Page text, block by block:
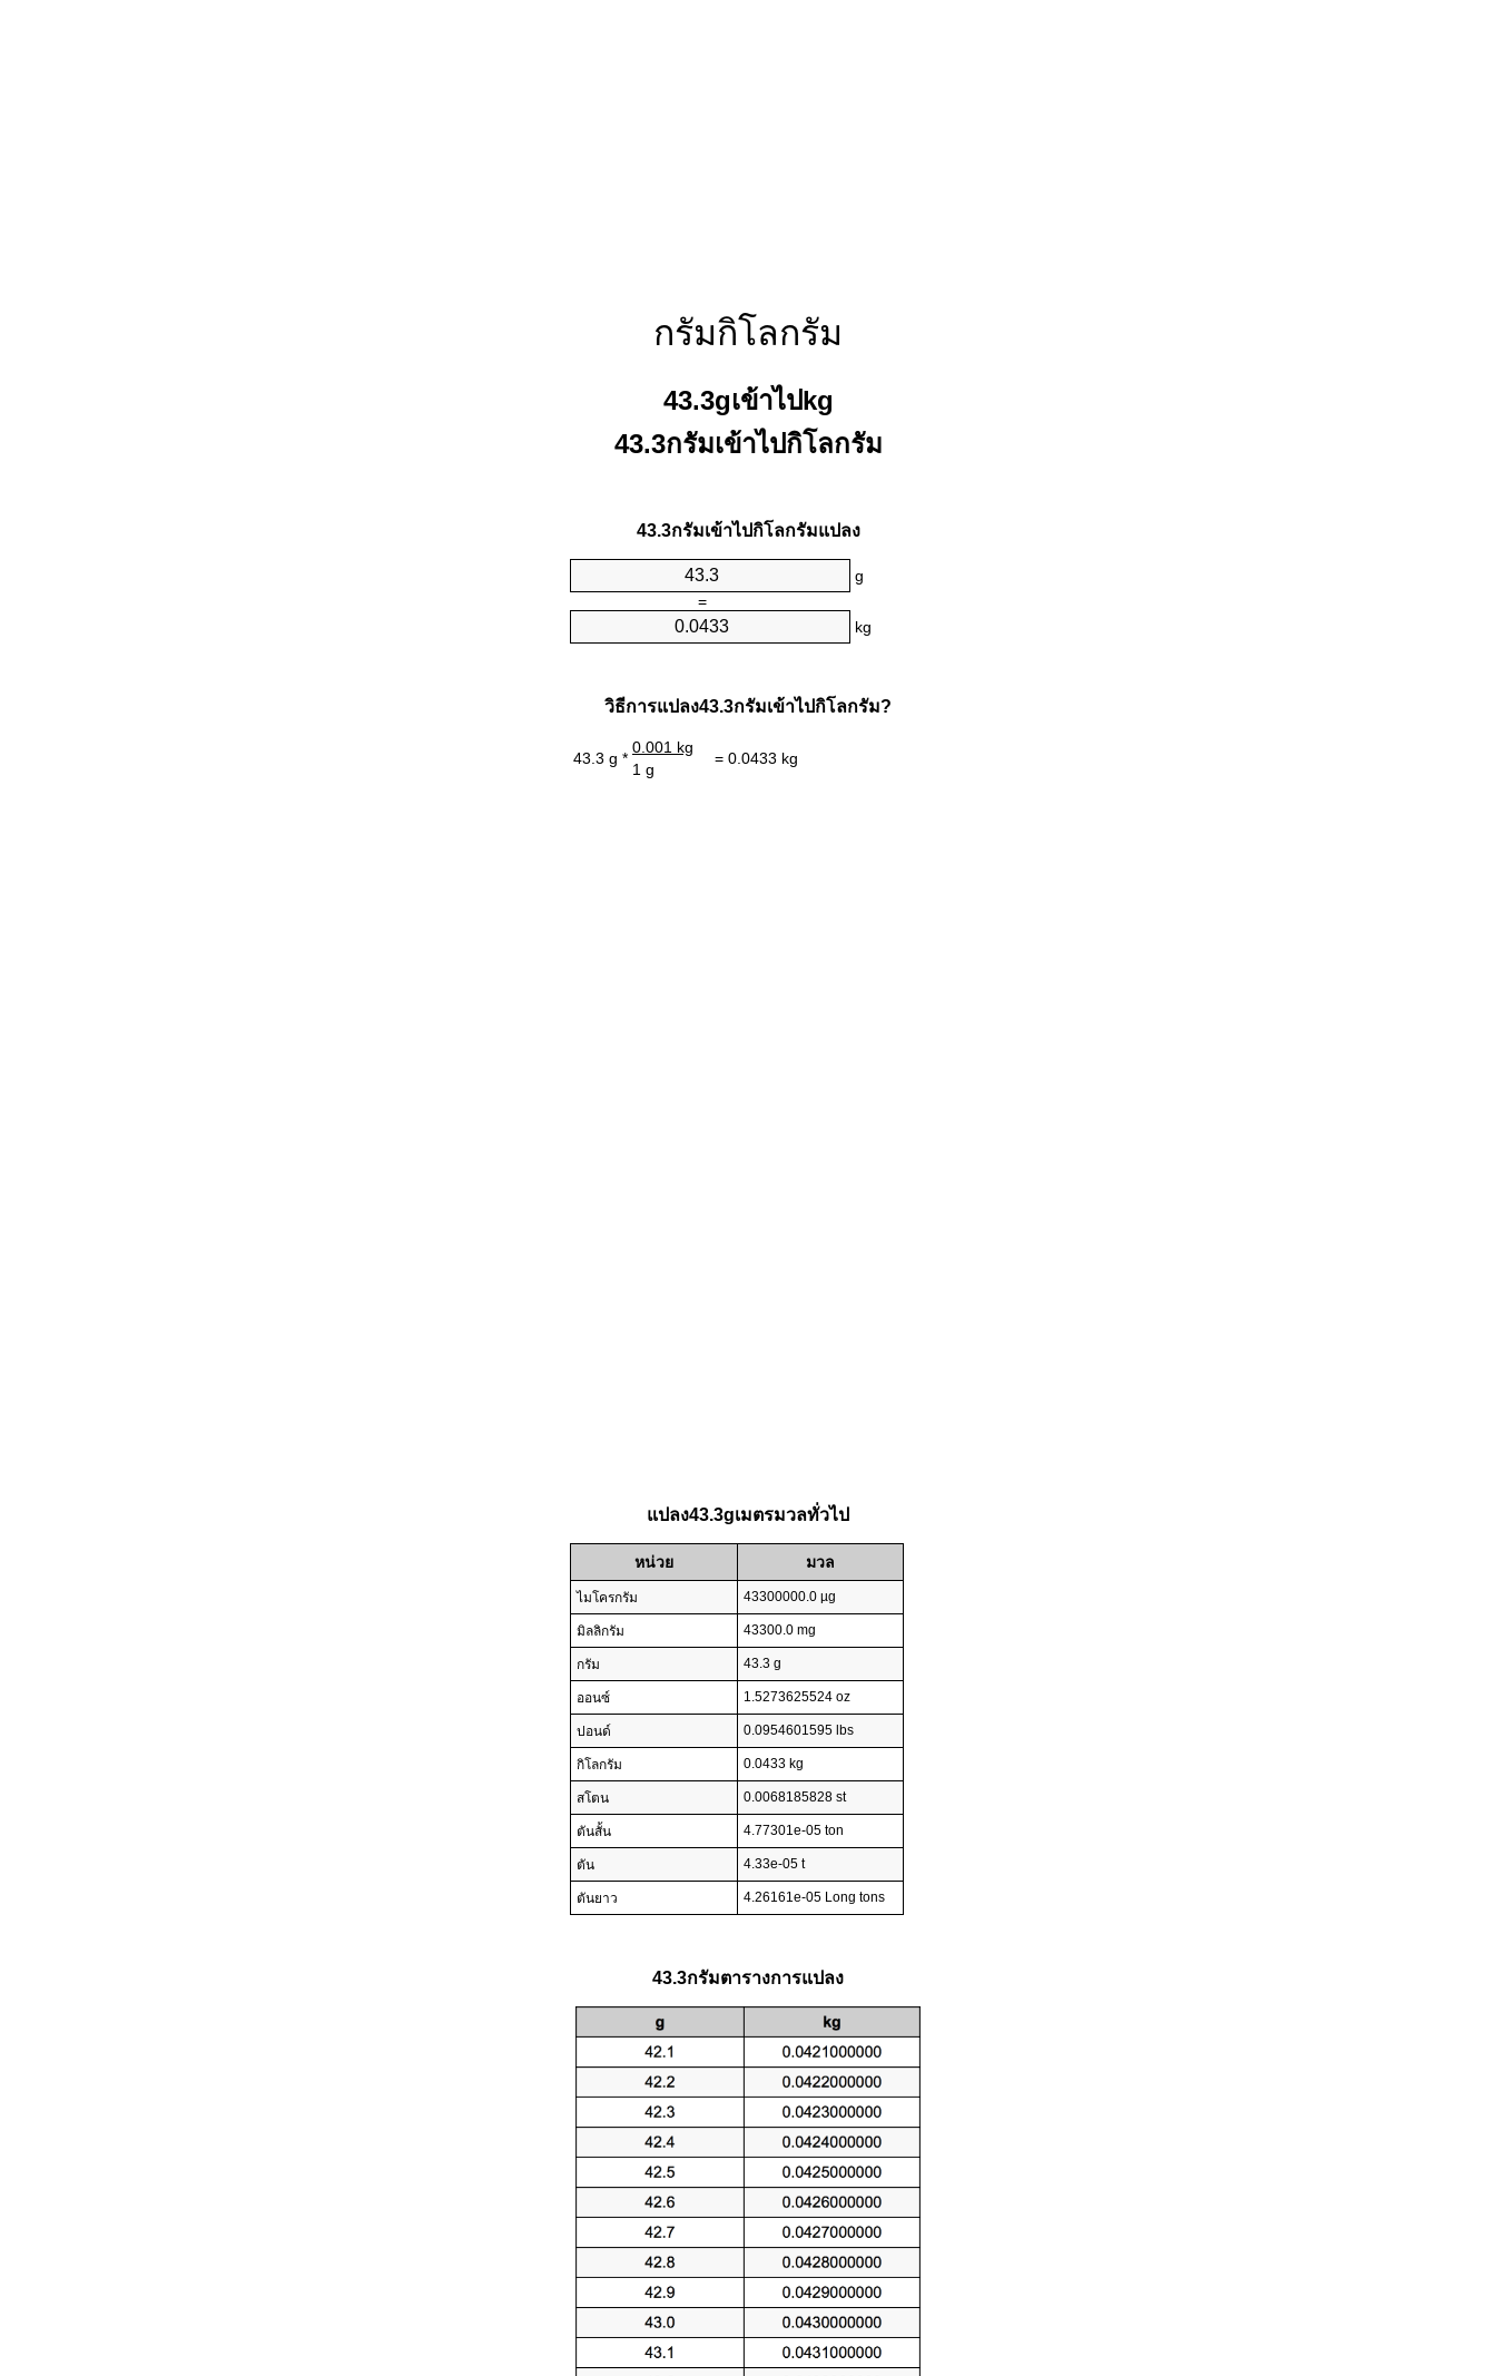
กรัมกิโลกรัม
43.3gเข้าไปkg
43.3กรัมเข้าไปกิโลกรัม
43.3กรัมเข้าไปกิโลกรัมแปลง
g
=
kg
วิธีการแปลง43.3กรัมเข้าไปกิโลกรัม?
43.3 g *
0.001 kg
= 0.0433 kg
1 g
แปลง43.3gเมตรมวลทั่วไป
หน่วย มวล
ไมโครกรัม 43300000.0 µg
มิลลิกรัม 43300.0 mg
กรัม 43.3 g
ออนซ์ 1.5273625524 oz
ปอนด์ 0.0954601595 lbs
กิโลกรัม 0.0433 kg
สโตน 0.0068185828 st
ตันสั้น 4.77301e-05 ton
ตัน 4.33e-05 t
ตันยาว 4.26161e-05 Long tons
43.3กรัมตารางการแปลง